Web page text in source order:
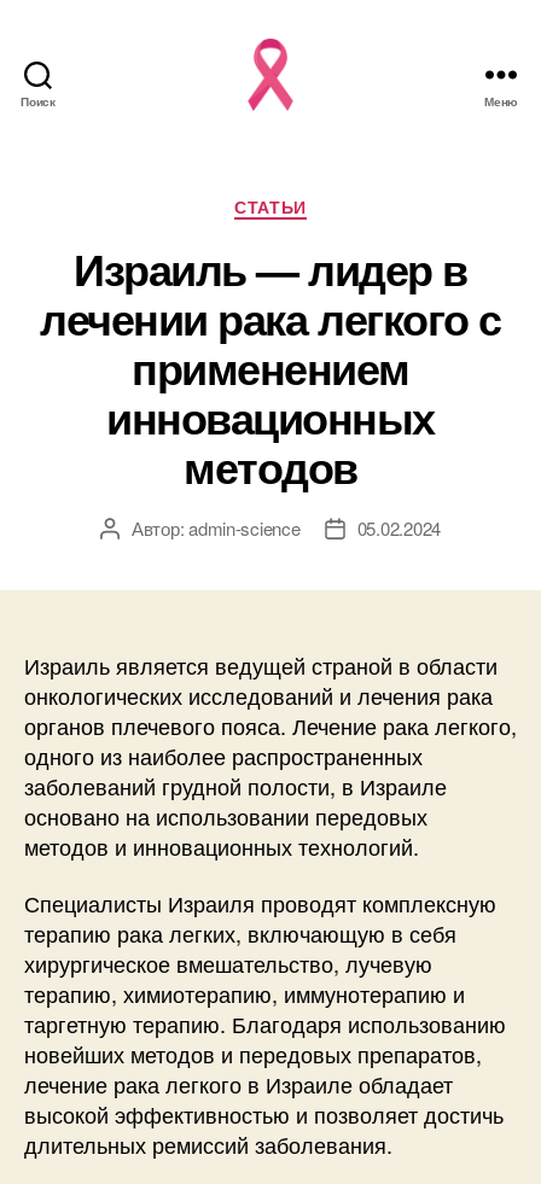
Поиск Меню
Рубрики
СТАТЬИ
Израиль — лидер в
лечении рака легкого с
применением
инновационных
методов
АвторАвтор:admin-science
Дата05.02.2024
Израиль является ведущей страной в области
онкологических исследований и лечения рака
органов плечевого пояса. Лечение рака легкого,
одного из наиболее распространенных
заболеваний грудной полости, в Израиле
основано на использовании передовых
методов и инновационных технологий.
Специалисты Израиля проводят комплексную
терапию рака легких, включающую в себя
хирургическое вмешательство, лучевую
терапию, химиотерапию, иммунотерапию и
таргетную терапию. Благодаря использованию
новейших методов и передовых препаратов,
лечение рака легкого в Израиле обладает
высокой эффективностью и позволяет достичь
длительных ремиссий заболевания.